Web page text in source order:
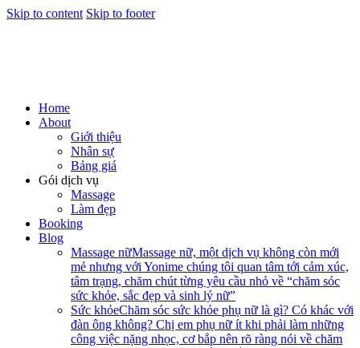
Skip to content Skip to footer
Home
About
Giới thiệu
Nhân sự
Bảng giá
Gói dịch vụ
Massage
Làm đẹp
Booking
Blog
Massage nữMassage nữ, một dịch vụ không còn mới
mẻ nhưng với Yonime chúng tôi quan tâm tới cảm xúc,
tâm trạng, chăm chút từng yêu cầu nhỏ về “chăm sóc
sức khỏe, sắc đẹp và sinh lý nữ”
Sức khỏeChăm sóc sức khỏe phụ nữ là gì? Có khác với
đàn ông không? Chị em phụ nữ ít khi phải làm những
công việc nặng nhọc, cơ bắp nên rõ ràng nói về chăm